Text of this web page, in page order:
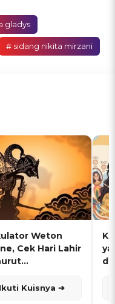
gladys
# sidang nikita mirzani
Weton
Cek Hari Lahir
Ikuti Kuisnya ➔